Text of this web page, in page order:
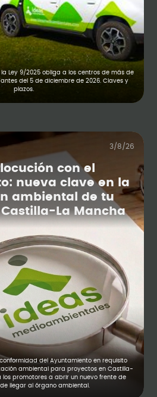
Ley 9/2025 obliga a los centros de más de
del 5 de diciembre de 2026. Claves y
plazos.
3/8/26
con el
nueva clave en la
ambiental de tu
La Mancha
del Ayuntamiento en requisito
ambiental para proyectos en Castilla-
los promotores a abrir un nuevo frente de
llegar al órgano ambiental.